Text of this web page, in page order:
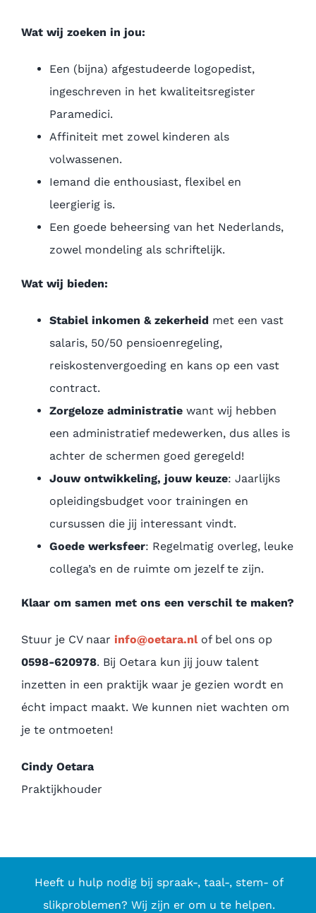
Wat wij zoeken in jou:
Een (bijna) afgestudeerde logopedist,
ingeschreven in het kwaliteitsregister
Paramedici.
Affiniteit met zowel kinderen als
volwassenen.
Iemand die enthousiast, flexibel en
leergierig is.
Een goede beheersing van het Nederlands,
zowel mondeling als schriftelijk.
Wat wij bieden:
Stabiel inkomen & zekerheid met een vast
salaris, 50/50 pensioenregeling,
reiskostenvergoeding en kans op een vast
contract.
Zorgeloze administratie want wij hebben
een administratief medewerken, dus alles is
achter de schermen goed geregeld!
Jouw ontwikkeling, jouw keuze: Jaarlijks
opleidingsbudget voor trainingen en
cursussen die jij interessant vindt.
Goede werksfeer: Regelmatig overleg, leuke
collega’s en de ruimte om jezelf te zijn.
Klaar om samen met ons een verschil te maken?
Stuur je CV naar info@oetara.nlof bel ons op
0598-620978. Bij Oetara kun jij jouw talent
inzetten in een praktijk waar je gezien wordt en
écht impact maakt. We kunnen niet wachten om
je te ontmoeten!
Cindy Oetara
Praktijkhouder
Heeft u hulp nodig bij spraak-, taal-, stem- of
slikproblemen? Wij zijn er om u te helpen.